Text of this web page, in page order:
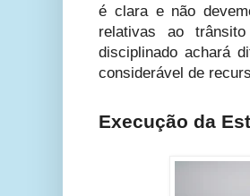
é clara e não
relativas ao
disciplinado achará
considerável de
Execução da